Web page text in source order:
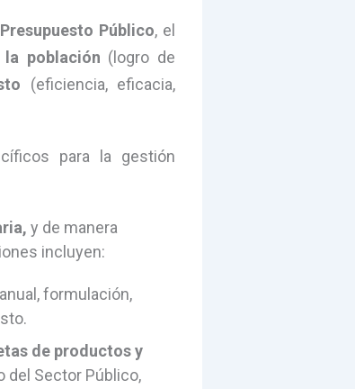
Público, el
población (logro de
(eficiencia, eficacia,
para la gestión
y de manera
incluyen:
formulación,
de productos y
del Sector Público,